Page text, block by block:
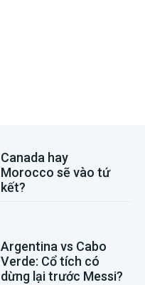
Canada hay
Morocco sẽ vào tứ
kết?
Argentina vs Cabo
Verde: Cổ tích có
dừng lại trước Messi?